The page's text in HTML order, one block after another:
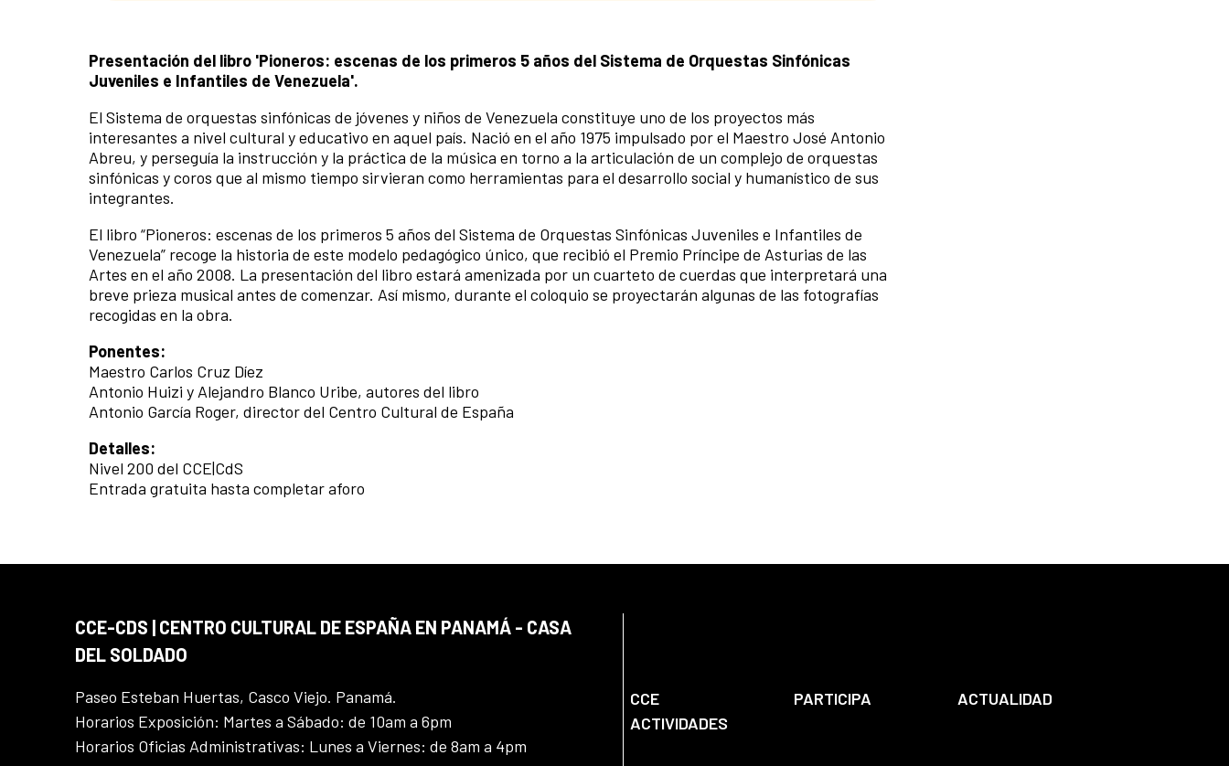
Presentación del libro 'Pioneros: escenas de los primeros 5 años del Sistema de Orquestas Sinfónicas
Juveniles e Infantiles de Venezuela'.
El Sistema de orquestas sinfónicas de jóvenes y niños de Venezuela constituye uno de los proyectos más
interesantes a nivel cultural y educativo en aquel país. Nació en el año 1975 impulsado por el Maestro José Antonio
Abreu, y perseguía la instrucción y la práctica de la música en torno a la articulación de un complejo de orquestas
sinfónicas y coros que al mismo tiempo sirvieran como herramientas para el desarrollo social y humanístico de sus
integrantes.
El libro “Pioneros: escenas de los primeros 5 años del Sistema de Orquestas Sinfónicas Juveniles e Infantiles de
Venezuela” recoge la historia de este modelo pedagógico único, que recibió el Premio Príncipe de Asturias de las
Artes en el año 2008. La presentación del libro estará amenizada por un cuarteto de cuerdas que interpretará una
breve prieza musical antes de comenzar. Así mismo, durante el coloquio se proyectarán algunas de las fotografías
recogidas en la obra.
Ponentes:
Maestro Carlos Cruz Díez
Antonio Huizi y Alejandro Blanco Uribe, autores del libro
Antonio García Roger, director del Centro Cultural de España
Detalles:
Nivel 200 del CCE|CdS
Entrada gratuita hasta completar aforo
CCE-CDS | CENTRO CULTURAL DE ESPAÑA EN PANAMÁ - CASA
DEL SOLDADO
Paseo Esteban Huertas, Casco Viejo. Panamá.
Horarios Exposición: Martes a Sábado: de 10am a 6pm
Horarios Oficias Administrativas: Lunes a Viernes: de 8am a 4pm
CCE PARTICIPA
ACTUALIDAD
ACTIVIDADES